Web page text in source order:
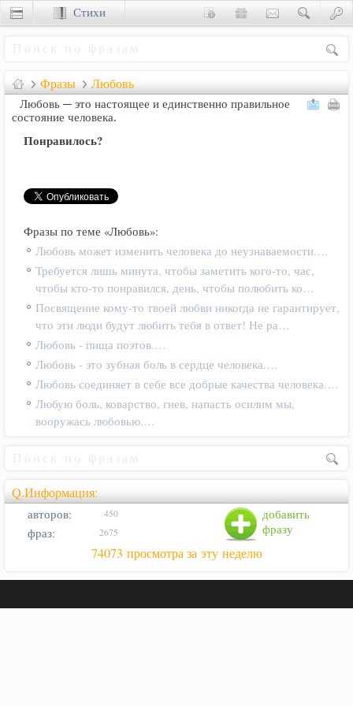
Фразы Любовь
Любовь ─ это настоящее и единственно правильное
состояние человека.
Понравилось?
Фразы по теме «Любовь»:
Любовь может изменить человека до неузнаваемости.…
Требуется лишь минута, чтобы заметить кого-то, час,
чтобы кто-то понравился, день, чтобы полюбить ко…
Посвящение кому-то твоей любви никогда не гарантирует,
что эти люди будут любить тебя в ответ! Не ра…
Любовь - пища поэтов.…
Любовь - это зубная боль в сердце человека.…
Любовь соединяет в себе все добрые качества человека.…
Любую боль, коварство, гнев, напасть осилим мы,
вооружась любовью.…
Q.Информация:
добавить
фразу
авторов: 450
фраз: 2675
74073 просмотра за эту неделю
Стихи